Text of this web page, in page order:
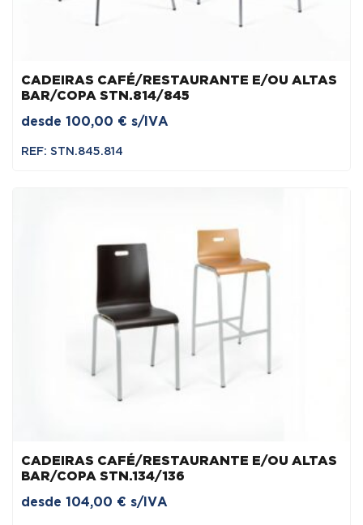
CADEIRAS CAFÉ/RESTAURANTE E/OU ALTAS
BAR/COPA STN.814/845
desde 100,00 € s/IVA
REF: STN.845.814
CADEIRAS CAFÉ/RESTAURANTE E/OU ALTAS
BAR/COPA STN.134/136
desde 104,00 € s/IVA